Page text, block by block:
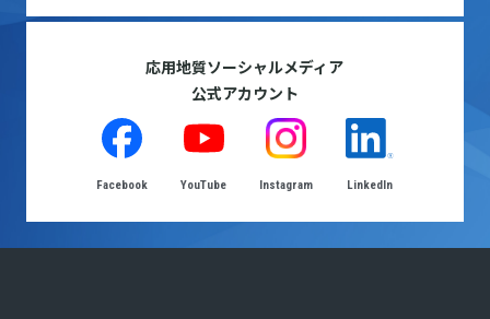
応用地質ソーシャルメディア
公式アカウント
Facebook YouTube Instagram LinkedIn